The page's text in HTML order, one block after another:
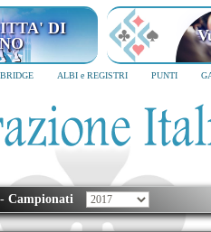
DI
ALBI e REGISTRI PUNTI
- Campionati